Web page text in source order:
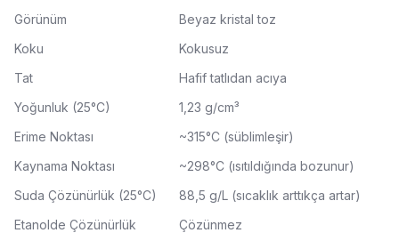
Görünüm
Beyaz kristal toz
Koku
Kokusuz
Tat
Hafif tatlıdan acıya
Yoğunluk (25°C)
1,23 g/cm³
Erime Noktası
~315°C (süblimleşir)
Kaynama Noktası
~298°C (ısıtıldığında bozunur)
Suda Çözünürlük (25°C)
88,5 g/L (sıcaklık arttıkça artar)
Etanolde Çözünürlük
Çözünmez